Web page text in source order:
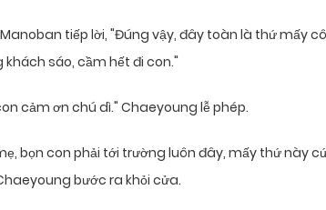
tiếp lời, "Đúng vậy, đây toàn là thứ mấy
khách sáo, cầm hết đi con."
cảm ơn chú dì." Chaeyoung lễ phép.
bọn con phải tới trường luôn đây, mấy thứ này
bước ra khỏi cửa.